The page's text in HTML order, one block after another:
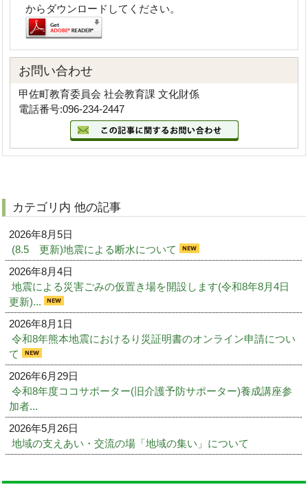
からダウンロードしてください。
お問い合わせ
甲佐町教育委員会 社会教育課 文化財係
電話番号:096-234-2447
カテゴリ内 他の記事
2026年8月5日
(8.5 更新)地震による断水について
2026年8月4日
地震による災害ごみの仮置き場を開設します(令和8年8月4日
更新)...
2026年8月1日
令和8年熊本地震におけるり災証明書のオンライン申請につい
て
2026年6月29日
令和8年度ココサポーター(旧介護予防サポーター)養成講座参
加者...
2026年5月26日
地域の支えあい・交流の場「地域の集い」について